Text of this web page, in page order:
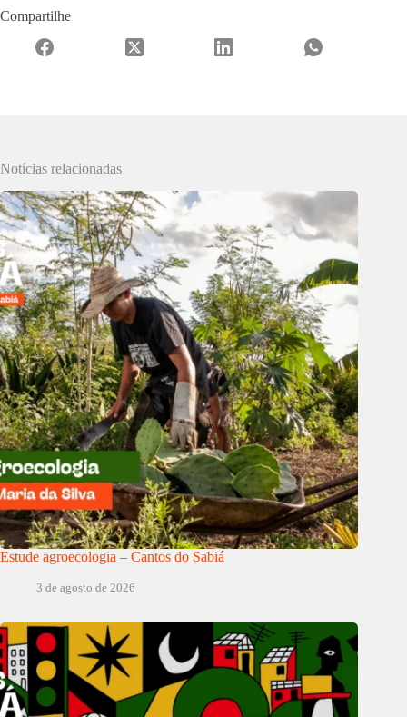
Compartilhe
Notícias relacionadas
Estude agroecologia – Cantos do Sabiá
3 de agosto de 2026